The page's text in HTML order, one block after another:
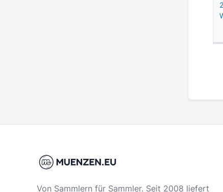
Von Sammlern für Sammler. Seit 2008 liefert